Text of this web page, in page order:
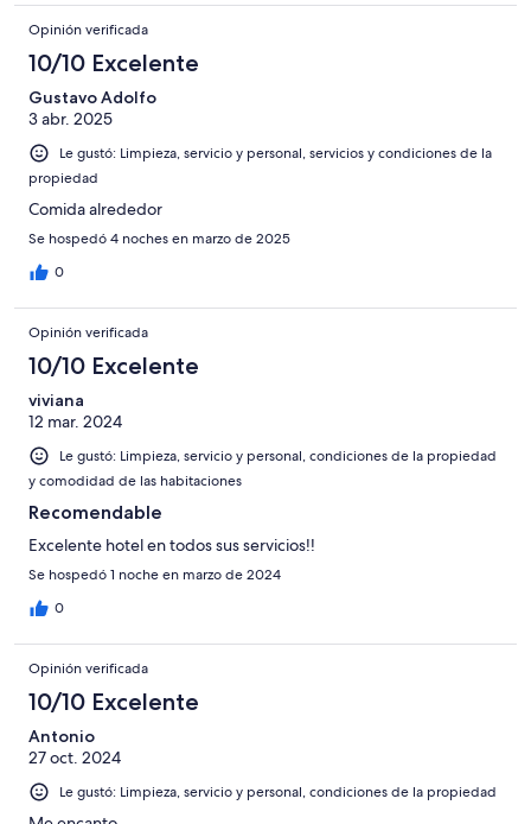
Opinión verificada
10/10 Excelente
Gustavo Adolfo
3 abr. 2025
Le gustó: Limpieza, servicio y personal, servicios y condiciones de la
propiedad
Comida alrededor
Se hospedó 4 noches en marzo de 2025
0
Opinión verificada
10/10 Excelente
viviana
12 mar. 2024
Le gustó: Limpieza, servicio y personal, condiciones de la propiedad
y comodidad de las habitaciones
Recomendable
Excelente hotel en todos sus servicios!!
Se hospedó 1 noche en marzo de 2024
0
Opinión verificada
10/10 Excelente
Antonio
27 oct. 2024
Le gustó: Limpieza, servicio y personal, condiciones de la propiedad